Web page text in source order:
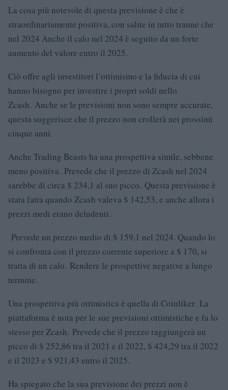
La cosa più notevole di questa previsione è che è
straordinariamente positiva, con salite in tutto tranne che
nel 2024 Anche il calo nel 2024 è seguito da un forte
aumento del valore entro il 2025.
Ciò offre agli investitori l’ottimismo e la fiducia di cui
hanno bisogno per investire i propri soldi nello
Zcash. Anche se le previsioni non sono sempre accurate,
questa suggerisce che il prezzo non crollerà nei prossimi
cinque anni.
Anche Trading Beasts ha una prospettiva simile, sebbene
meno positiva. Prevede che il prezzo di Zcash nel 2024
sarebbe di circa $ 234,1 al suo picco. Questa previsione è
stata fatta quando Zcash valeva $ 142,53, e anche allora i
prezzi medi erano deludenti.
Prevede un prezzo medio di $ 159,1 nel 2024. Quando lo
si confronta con il prezzo corrente superiore a $ 170, si
tratta di un calo. Rendere le prospettive negative a lungo
termine.
Una prospettiva più ottimistica è quella di Coinliker. La
piattaforma è nota per le sue previsioni ottimistiche e fa lo
stesso per Zcash. Prevede che il prezzo raggiungerà un
picco di $ 252,86 tra il 2021 e il 2022, $ 424,29 tra il 2022
e il 2023 e $ 921,43 entro il 2025.
Ha spiegato che la sua previsione dei prezzi non è